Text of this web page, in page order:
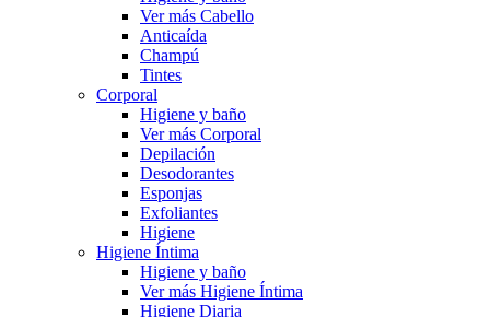
Ver más Cabello
Anticaída
Champú
Tintes
Corporal
Higiene y baño
Ver más Corporal
Depilación
Desodorantes
Esponjas
Exfoliantes
Higiene
Higiene Íntima
Higiene y baño
Ver más Higiene Íntima
Higiene Diaria